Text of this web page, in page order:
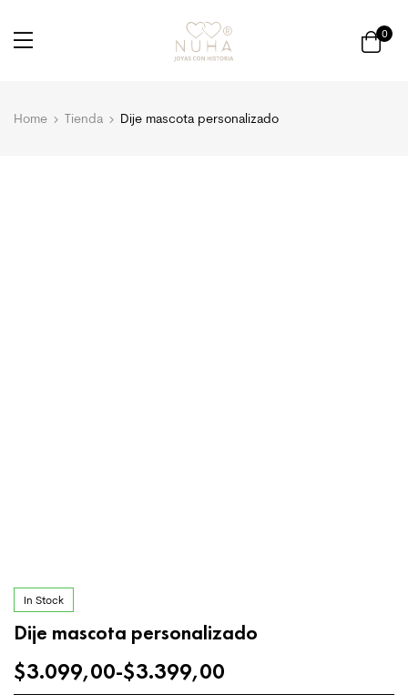
0
Home Tienda Dije mascota personalizado
In Stock
Dije mascota personalizado
$3.099,00-$3.399,00